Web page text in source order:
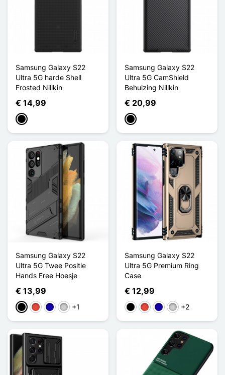
Samsung Galaxy S22
Ultra 5G harde Shell
Frosted Nillkin
€ 14,99
Zwart
Samsung Galaxy S22
Ultra 5G CamShield
Behuizing Nillkin
€ 20,99
Zwart
Samsung Galaxy S22
Ultra 5G Twee Positie
Hands Free Hoesje
€ 13,99
ZwartRoodDonkerblauw
Zilver
+1
Samsung Galaxy S22
Ultra 5G Premium Ring
Case
€ 12,99
ZwartRoodDonkerblauw
Zilver+2